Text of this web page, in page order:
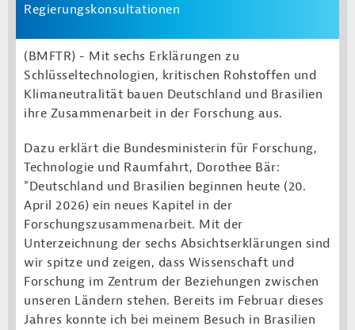
Regierungskonsultationen
(BMFTR) - Mit sechs Erklärungen zu
Schlüsseltechnologien, kritischen Rohstoffen und
Klimaneutralität bauen Deutschland und Brasilien
ihre Zusammenarbeit in der Forschung aus.
Dazu erklärt die Bundesministerin für Forschung,
Technologie und Raumfahrt, Dorothee Bär:
"Deutschland und Brasilien beginnen heute (20.
April 2026) ein neues Kapitel in der
Forschungszusammenarbeit. Mit der
Unterzeichnung der sechs Absichtserklärungen sind
wir spitze und zeigen, dass Wissenschaft und
Forschung im Zentrum der Beziehungen zwischen
unseren Ländern stehen. Bereits im Februar dieses
Jahres konnte ich bei meinem Besuch in Brasilien